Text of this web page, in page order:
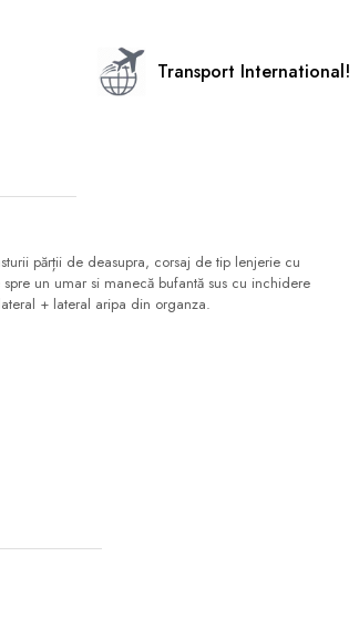
Transport International!
părții de deasupra, corsaj de tip lenjerie cu
un umar si manecă bufantă sus cu inchidere
+ lateral aripa din organza.